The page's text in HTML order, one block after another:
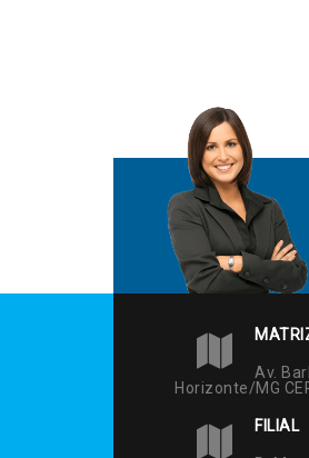
Av.
Horizonte/MG
FILIAL